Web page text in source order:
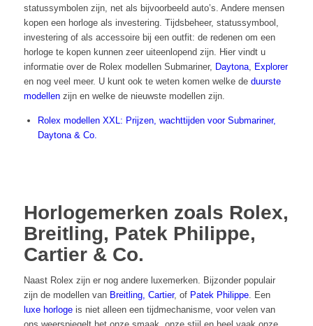
statussymbolen zijn, net als bijvoorbeeld auto’s. Andere mensen
kopen een horloge als investering. Tijdsbeheer, statussymbool,
investering of als accessoire bij een outfit: de redenen om een
horloge te kopen kunnen zeer uiteenlopend zijn. Hier vindt u
informatie over de Rolex modellen Submariner, Daytona, Explorer
en nog veel meer. U kunt ook te weten komen welke de duurste
modellenzijn en welke de nieuwste modellen zijn.
Rolex modellen XXL: Prijzen, wachttijden voor Submariner,
Daytona & Co.
Horlogemerken zoals Rolex,
Breitling, Patek Philippe,
Cartier & Co.
Naast Rolex zijn er nog andere luxemerken. Bijzonder populair
zijn de modellen van Breitling, Cartier, of Patek Philippe. Een
luxe horlogeis niet alleen een tijdmechanisme, voor velen van